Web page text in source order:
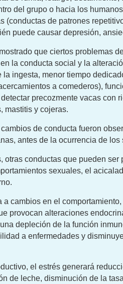
del grupo o hacia los
(conductas de patrones
puede causar depresión,
que ciertos problemas
la conducta social y la
ingesta, menor tiempo
a comederos),
precozmente vacas con
mastitis y cojeras.
de conducta fueron
antes de la ocurrencia de
otras conductas que pueden ser
sexuales, el
a cambios en el
provocan alteraciones
depleción de la función
a enfermedades y
el estrés generará
de leche, disminución de la